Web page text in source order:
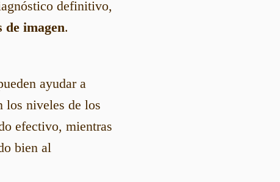
definitivo,
de imagen.
ayudar a
los niveles de los
efectivo, mientras
bien al